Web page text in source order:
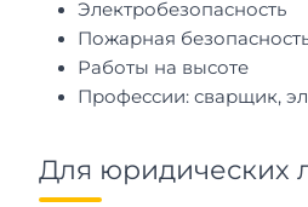
Электробезопасность
Пожарная
Работы на высоте
Профессии: сварщик,
Для юридических